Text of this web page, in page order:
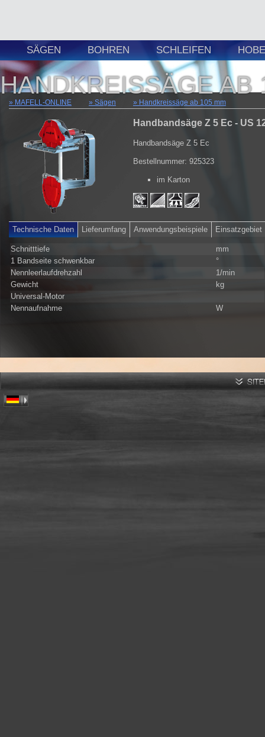
SÄGEN BOHREN SCHLEIFEN
HANDKREISSÄGE AB
MAFELL-ONLINE Sägen Handkreissäge ab 105 mm
Handbandsäge Z 5 Ec - US
Handbandsäge Z 5 Ec
Bestellnummer: 925323
im Karton
Technische Daten Lieferumfang Anwendungsbeispiele Einsatzgebiet
Schnitttiefe
mm
1 Bandseite schwenkbar
°
Nennleerlaufdrehzahl
1/min
Gewicht
kg
Universal-Motor
Nennaufnahme
W